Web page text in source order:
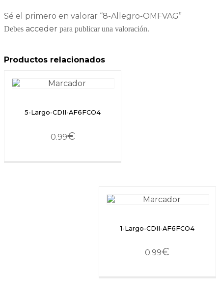
Sé el primero en valorar “8-Allegro-OMFVAG”
Debes acceder para publicar una valoración.
Productos relacionados
5-Largo-CDII-AF6FCO4
0.99€
1-Largo-CDII-AF6FCO4
0.99€